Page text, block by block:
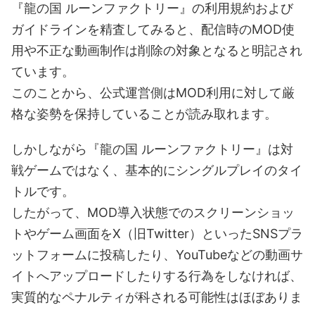
『龍の国 ルーンファクトリー』の利用規約および
ガイドラインを精査してみると、配信時のMOD使
用や不正な動画制作は削除の対象となると明記され
ています。
このことから、公式運営側はMOD利用に対して厳
格な姿勢を保持していることが読み取れます。
しかしながら『龍の国 ルーンファクトリー』は対
戦ゲームではなく、基本的にシングルプレイのタイ
トルです。
したがって、MOD導入状態でのスクリーンショッ
トやゲーム画面をX（旧Twitter）といったSNSプラ
ットフォームに投稿したり、YouTubeなどの動画サ
イトへアップロードしたりする行為をしなければ、
実質的なペナルティが科される可能性はほぼありま